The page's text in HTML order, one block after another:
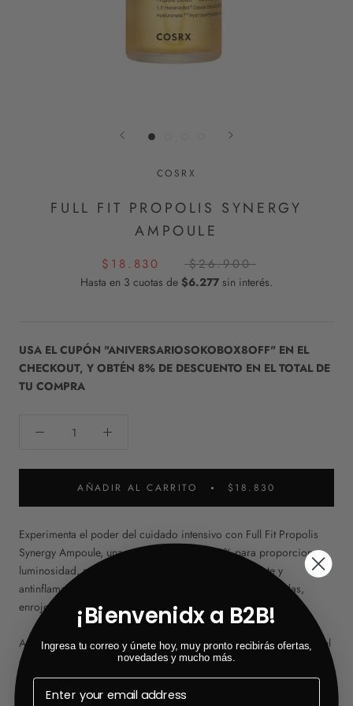
COSRX
FULL FIT PROPOLIS SYNERGY
AMPOULE
$18.830 $26.900
Hasta en 3 cuotas de $6.277 sin interés.
USA EL CUPÓN "ANIVERSARIOSOKOBOX8OFF" EN EL
CHECKOUT, Y OBTÉN 8% DE DESCUENTO EN EL TOTAL DE
TU COMPRA
AÑADIR AL CARRITO $18.830
Experimenta el poder del cuidado intensivo con Full Fit Propolis
Synergy Ampoule, una ampolla con un 83.3% para proporcionar
luminosidad, nutrición, más todo el poder antioxidante y
antinflamatorio que beneficia a las pieles más deshidratadas,
enrojecidas u opacas.
Además, cuenta con ácido hialurónico y pantenol para mantener el
equilibrio en los niveles de hidratación, que, junto a una textura
ligera le han permitido convertirse en unos de los best-seller de
Cosrx para conseguir una piel resplandeciente, saludable y
¡Bienvenidx a B2B!
Ingresa tu correo y únete hoy, muy pronto recibirás ofertas,
novedades y mucho más.